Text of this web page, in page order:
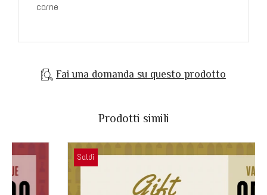
carne
Fai una domanda su questo prodotto
Prodotti simili
Saldi